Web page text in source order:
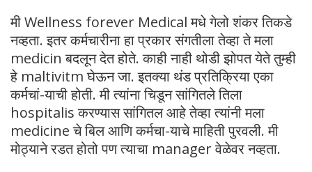
मी Wellness forever Medical मधे गेलो शंकर तिकडे
नव्हता. इतर कर्मचारीना हा प्रकार संगतीला तेव्हा ते मला
medicin बदलून देत होते. काही नाही थोडी झोपत येते तुम्ही
हे maltivitm घेऊन जा. इतक्या थंड प्रतिक्रिया एका
कर्मचां-याची होती. मी त्यांना चिडून सांगितले तिला
hospitalis करण्यास सांगितल आहे तेव्हा त्यांनी मला
medicine चे बिल आणि कर्मचा-याचे माहिती पुरवली. मी
मोठ्याने रडत होतो पण त्याचा manager वेळेवर नव्हता.